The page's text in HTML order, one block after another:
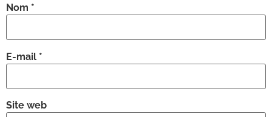
Nom *
E-mail *
Site web